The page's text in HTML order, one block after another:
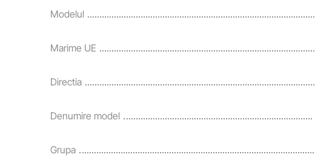
Modelul
Marime UE
Directia
Denumire model
Grupa